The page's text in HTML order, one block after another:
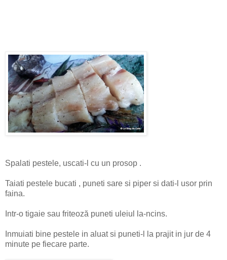
Spalati pestele, uscati-l cu un prosop .
Taiati pestele bucati , puneti sare si piper si dati-l usor prin
faina.
Intr-o tigaie sau friteoză puneti uleiul la-ncins.
Inmuiati bine pestele in aluat si puneti-l la prajit in jur de 4
minute pe fiecare parte.